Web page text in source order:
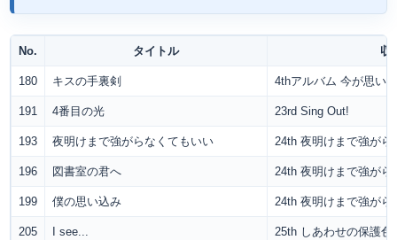
No. タイトル 収
180 キスの手裏剣 4thアルバム 今が思い
191 4番目の光 23rd Sing Out!
193 夜明けまで強がらなくてもいい 24th 夜明けまで強がら
196 図書室の君へ 24th 夜明けまで強がら
199 僕の思い込み 24th 夜明けまで強がら
205 I see... 25th しあわせの保護色